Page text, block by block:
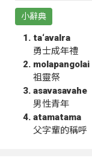
小辭典
ta‘avalra
勇士成年禮
molapangolai
祖靈祭
asavasavahe
男性青年
atamatama
父字輩的稱呼